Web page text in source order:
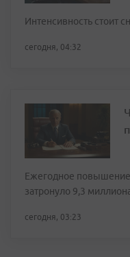
Интенсивность стоит
сегодня, 04:32
Ежегодное
затронуло 9,3
сегодня, 03:23